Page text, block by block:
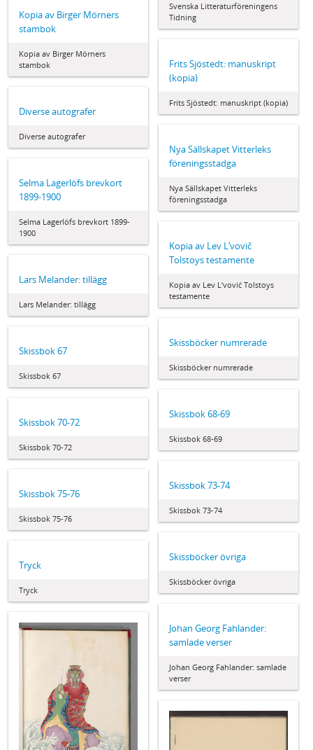
Svenska Litteraturföreningens
Tidning
Kopia av Birger Mörners
stambok
Kopia av Birger Mörners
stambok
Frits Sjöstedt: manuskript
(kopia)
Frits Sjöstedt: manuskript (kopia)
Diverse autografer
Diverse autografer
Nya Sällskapet Vitterleks
föreningsstadga
Nya Sällskapet Vitterleks
föreningsstadga
Selma Lagerlöfs brevkort
1899-1900
Selma Lagerlöfs brevkort 1899-
1900
Kopia av Lev Lʹvovič
Tolstoys testamente
Kopia av Lev Lʹvovič Tolstoys
testamente
Lars Melander: tillägg
Lars Melander: tillägg
Skissböcker numrerade
Skissböcker numrerade
Skissbok 67
Skissbok 67
Skissbok 68-69
Skissbok 68-69
Skissbok 70-72
Skissbok 70-72
Skissbok 73-74
Skissbok 73-74
Skissbok 75-76
Skissbok 75-76
Skissböcker övriga
Skissböcker övriga
Tryck
Tryck
Johan Georg Fahlander:
samlade verser
Johan Georg Fahlander: samlade
verser